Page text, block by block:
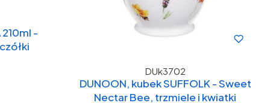
210ml -
DUk3702
DUNOON, kubek SUFFOLK - Sweet
Nectar Bee, trzmiele i kwiatki